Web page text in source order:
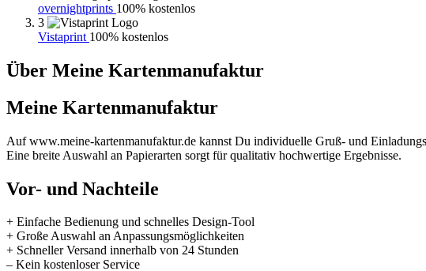
overnightprints 100% kostenlos
3
Vistaprint 100% kostenlos
Über Meine Kartenmanufaktur
Meine Kartenmanufaktur
Auf www.meine-kartenmanufaktur.de kannst Du individuelle Gruß- und
Eine breite Auswahl an Papierarten sorgt für qualitativ hochwertige Ergebnisse.
Vor- und Nachteile
+ Einfache Bedienung und schnelles Design-Tool
+ Große Auswahl an Anpassungsmöglichkeiten
+ Schneller Versand innerhalb von 24 Stunden
– Kein kostenloser Service